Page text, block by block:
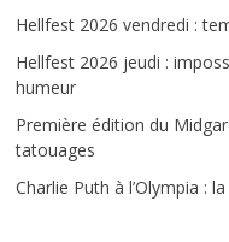
Hellfest 2026 vendredi :
Hellfest 2026 jeudi :
humeur
Première édition du
tatouages
Charlie Puth à l’Olympia :